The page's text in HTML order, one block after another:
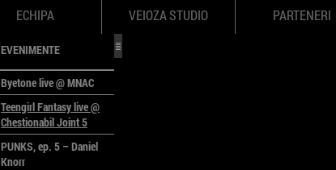
ECHIPA VEIOZA STUDIO PARTENERI
EVENIMENTE
Byetone live @ MNAC
Teengirl Fantasy live @
Chestionabil Joint 5
PUNKS, ep. 5 – Daniel
Knorr